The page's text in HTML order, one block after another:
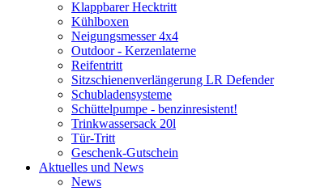
Klappbarer Hecktritt
Kühlboxen
Neigungsmesser 4x4
Outdoor - Kerzenlaterne
Reifentritt
Sitzschienenverlängerung LR Defender
Schubladensysteme
Schüttelpumpe - benzinresistent!
Trinkwassersack 20l
Tür-Tritt
Geschenk-Gutschein
Aktuelles und News
News